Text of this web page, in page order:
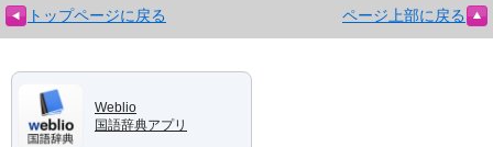
トップページに戻る ページ上部に戻る
Weblio
国語辞典アプリ